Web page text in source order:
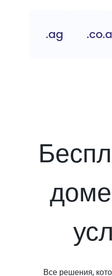
.ag .co.ag
Все решения,